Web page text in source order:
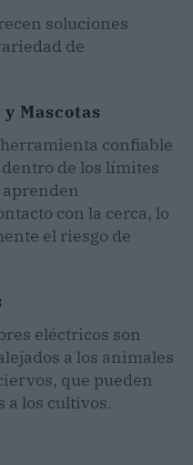
soluciones
de
Mascotas
confiable
de los límites
con la cerca, lo
el riesgo de
eléctricos son
a los animales
que pueden
a los cultivos.